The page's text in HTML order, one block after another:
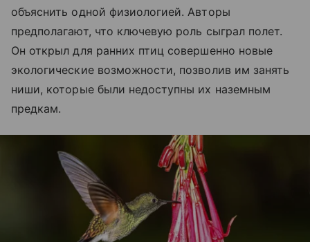
объяснить одной физиологией. Авторы
предполагают, что ключевую роль сыграл полет.
Он открыл для ранних птиц совершенно новые
экологические возможности, позволив им занять
ниши, которые были недоступны их наземным
предкам.